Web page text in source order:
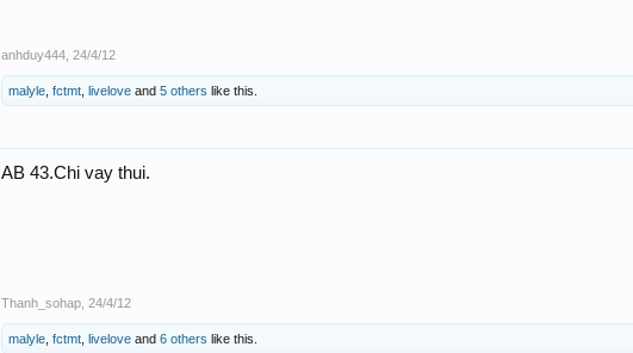
anhduy444 24/4/12
malyle fctmt livelove and 5 others like this.
AB 43.Chi vay thui.
Thanh_sohap 24/4/12
malyle fctmt livelove and 6 others like this.